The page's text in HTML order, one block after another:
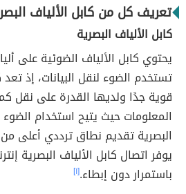
تعريف كل من كابل الألياف
كابل الألياف البصرية
يحتوي كابل الألياف الضوئية على
تستخدم الضوء لنقل البيانات، إذ تعد
قوية جدًا ولديها القدرة على نقل
المعلومات حيث يتيح استخدام
البصرية تقديم نطاق ترددي أعلى من
يوفر اتصال كابل الألياف البصرية
باستمرار دون إبطاء.[١]